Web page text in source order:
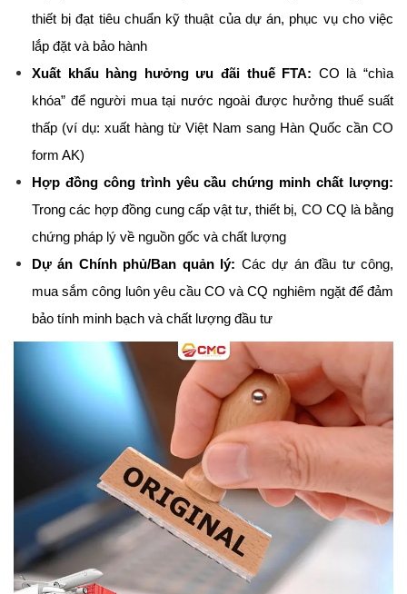
thiết bị đạt tiêu chuẩn kỹ thuật của dự án, phục vụ cho việc
lắp đặt và bảo hành
Xuất khẩu hàng hưởng ưu đãi thuế FTA: CO là “chìa
khóa” để người mua tại nước ngoài được hưởng thuế suất
thấp (ví dụ: xuất hàng từ Việt Nam sang Hàn Quốc cần CO
form AK)
Hợp đồng công trình yêu cầu chứng minh chất lượng:
Trong các hợp đồng cung cấp vật tư, thiết bị, CO CQ là bằng
chứng pháp lý về nguồn gốc và chất lượng
Dự án Chính phủ/Ban quản lý: Các dự án đầu tư công,
mua sắm công luôn yêu cầu CO và CQ nghiêm ngặt để đảm
bảo tính minh bạch và chất lượng đầu tư